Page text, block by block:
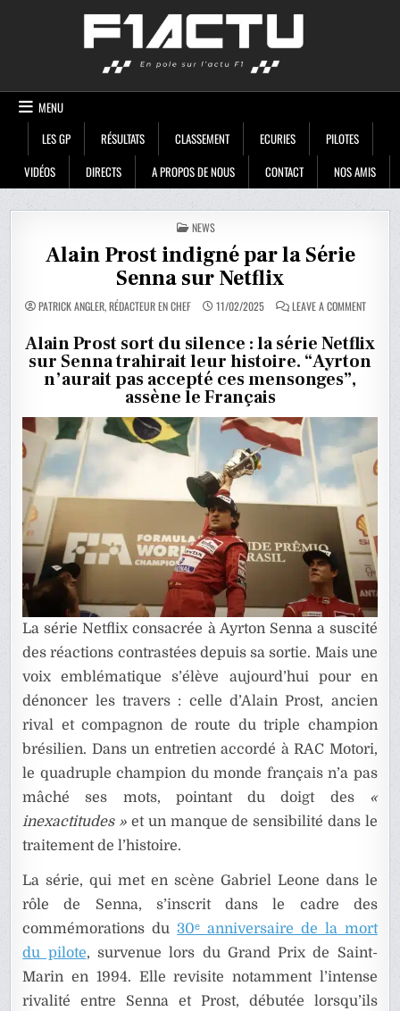
MENU
LES GP
RÉSULTATS CLASSEMENT ECURIES
PILOTES
VIDÉOS
DIRECTS A PROPOS DE NOUS CONTACT NOS AMIS
POSTED
IN
NEWS
Alain Prost indigné par la Série
Senna sur Netflix
PATRICK ANGLER, RÉDACTEUR EN CHEF 11/02/2025 LEAVE A COMMENTON
INDIGNÉ
PAR
LA
SÉRIE
Alain Prost sort du silence : la série Netflix
sur Senna trahirait leur histoire. “Ayrton
n’aurait pas accepté ces mensonges”,
assène le Français
La série Netflix consacrée à Ayrton Sennaa suscité
des réactions contrastées depuis sa sortie. Mais une
voix emblématique s’élève aujourd’hui pour en
dénoncer les travers : celle d’Alain Prost, ancien
rival et compagnon de route du triple champion
brésilien. Dans un entretien accordé à RAC Motori,
le quadruple champion du monde français n’a pas
mâché ses mots, pointant du doigt des «
inexactitudes » et un manque de sensibilité dans le
traitement de l’histoire.
La série, qui met en scène Gabriel Leone dans le
rôle de Senna, s’inscrit dans le cadre des
commémorations du 30ᵉ anniversaire de la mort
du pilote, survenue lors du Grand Prix de Saint-
Marin en 1994. Elle revisite notamment l’intense
rivalité entre Senna et Prost, débutée lorsqu’ils